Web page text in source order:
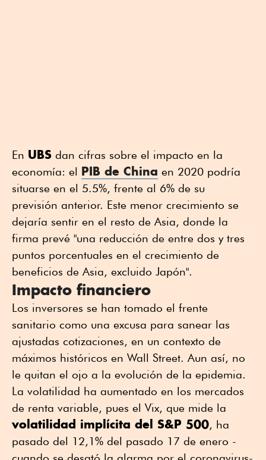
En UBS dan cifras sobre el impacto en la
economía: el PIB de China en 2020 podría
situarse en el 5.5%, frente al 6% de su
previsión anterior. Este menor crecimiento se
dejaría sentir en el resto de Asia, donde la
firma prevé "una reducción de entre dos y tres
puntos porcentuales en el crecimiento de
beneficios de Asia, excluido Japón".
Impacto financiero
Los inversores se han tomado el frente
sanitario como una excusa para sanear las
ajustadas cotizaciones, en un contexto de
máximos históricos en Wall Street. Aun así, no
le quitan el ojo a la evolución de la epidemia.
La volatilidad ha aumentado en los mercados
de renta variable, pues el Vix, que mide la
volatilidad implícita del S&P 500, ha
pasado del 12,1% del pasado 17 de enero -